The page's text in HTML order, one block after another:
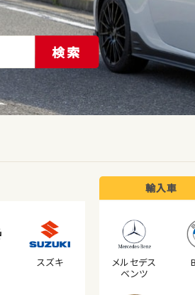
検索
スズキ
輸入車
メルセデス
ベンツ